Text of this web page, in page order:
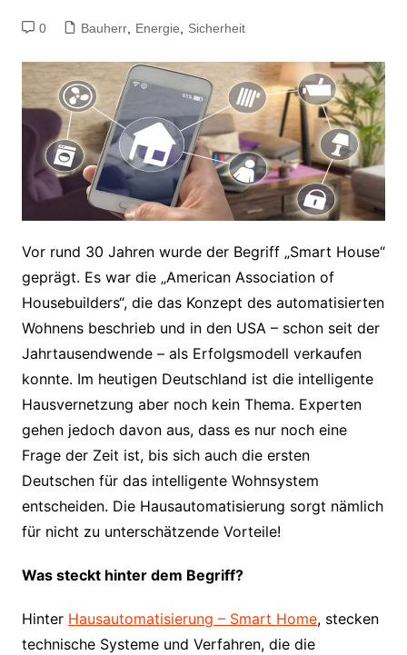
0 Bauherr, Energie Sicherheit
Vor rund 30 Jahren wurde der Begriff „Smart House“
geprägt. Es war die „American Association of
Housebuilders“, die das Konzept des automatisierten
Wohnens beschrieb und in den USA – schon seit der
Jahrtausendwende – als Erfolgsmodell verkaufen
konnte. Im heutigen Deutschland ist die intelligente
Hausvernetzung aber noch kein Thema. Experten
gehen jedoch davon aus, dass es nur noch eine
Frage der Zeit ist, bis sich auch die ersten
Deutschen für das intelligente Wohnsystem
entscheiden. Die Hausautomatisierung sorgt nämlich
für nicht zu unterschätzende Vorteile!
Was steckt hinter dem Begriff?
Hinter Hausautomatisierung – Smart Home, stecken
technische Systeme und Verfahren, die die